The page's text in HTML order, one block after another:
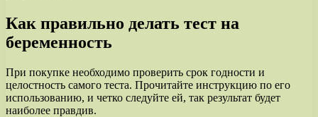
Как правильно делать тест на
беременность
При покупке необходимо проверить срок годности и
целостность самого теста. Прочитайте инструкцию по его
использованию, и четко следуйте ей, так результат будет
наиболее правдив.